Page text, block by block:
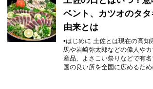
ベント、カツオのタ
由来とは
▪はじめに 土佐とは現在の高知
馬や岩崎弥太郎などの偉人や
産品、よさこい祭りなどで有
国の良い所を全国に広めるため